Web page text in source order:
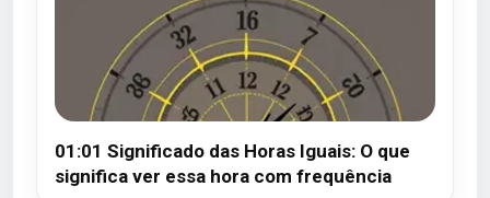
01:01 Significado das Horas Iguais: O que
significa ver essa hora com frequência